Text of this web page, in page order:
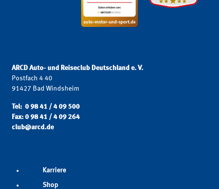
ARCD Auto- und Reiseclub Deutschland e. V.
Postfach 4 40
91427 Bad Windsheim
Tel: 0 98 41 / 4 09 500
Fax: 0 98 41 / 4 09 264
club@arcd.de
Karriere
Shop